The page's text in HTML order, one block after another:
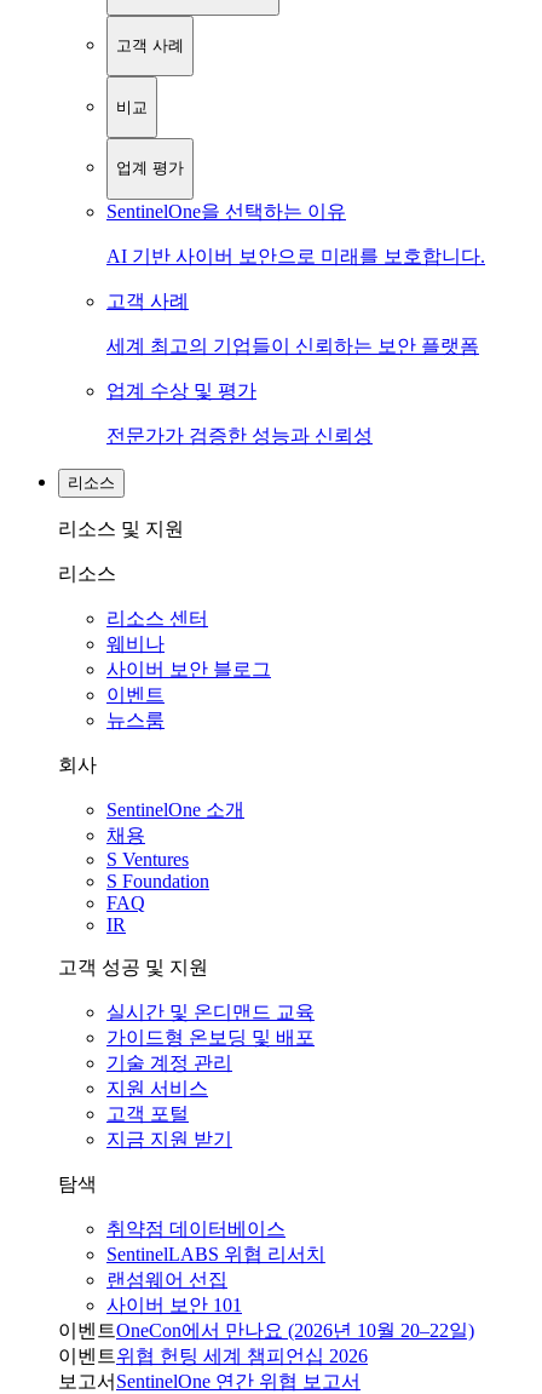
고객 사례
비교
업계 평가
SentinelOne을 선택하는 이유
AI 기반 사이버 보안으로 미래를 보호합니다.
고객 사례
세계 최고의 기업들이 신뢰하는 보안 플랫폼
업계 수상 및 평가
전문가가 검증한 성능과 신뢰성
리소스
리소스 및 지원
리소스
리소스 센터
웨비나
사이버 보안 블로그
이벤트
뉴스룸
회사
SentinelOne 소개
채용
S Ventures
S Foundation
FAQ
IR
고객 성공 및 지원
실시간 및 온디맨드 교육
가이드형 온보딩 및 배포
기술 계정 관리
지원 서비스
고객 포털
지금 지원 받기
탐색
취약점 데이터베이스
SentinelLABS 위협 리서치
랜섬웨어 선집
사이버 보안 101
이벤트OneCon에서 만나요 (2026년 10월 20–22일)
이벤트위협 헌팅 세계 챔피언십 2026
보고서 SentinelOne 연간 위협 보고서